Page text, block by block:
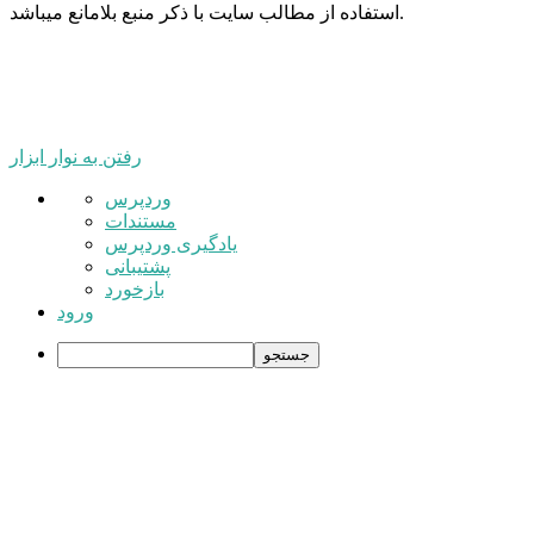
استفاده از مطالب سایت با ذکر منبع بلامانع میباشد.
رفتن به نوار ابزار
درباره
وردپرس
وردپرس
مستندات
یادگیری وردپرس
پشتیبانی
بازخورد
ورود
جستجو